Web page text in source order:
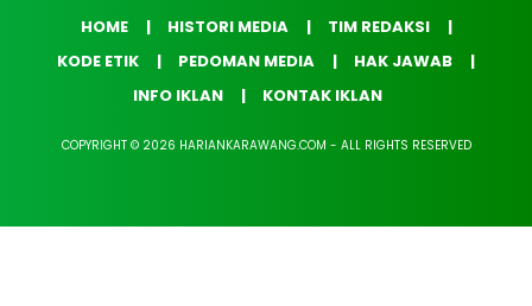
HOME HISTORI MEDIA
TIM REDAKSI
KODE ETIK
PEDOMAN MEDIA
HAK JAWAB
INFO IKLAN
KONTAK IKLAN
COPYRIGHT © 2026 HARIANKARAWANG.COM - ALL RIGHTS RESERVED